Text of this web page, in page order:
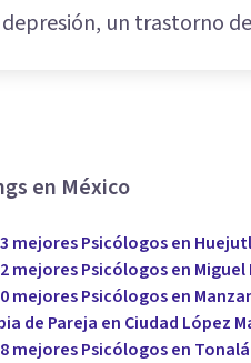
depresión, un trastorno
en México
mejores Psicólogos en
mejores Psicólogos en
mejores Psicólogos en
de Pareja en Ciudad López
mejores Psicólogos en